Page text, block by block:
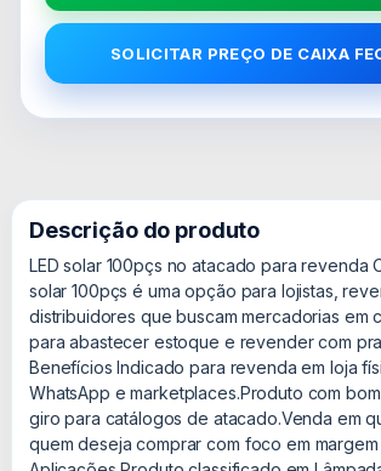
SOLICITAR PREÇO DE CAIXA
Descrição do produto
LED solar 100pçs no atacado para revenda
solar 100pçs é uma opção para lojistas,
distribuidores que buscam mercadorias em
para abastecer estoque e revender com
Benefícios Indicado para revenda em loja
WhatsApp e marketplaces.Produto com
giro para catálogos de atacado.Venda em
quem deseja comprar com foco em